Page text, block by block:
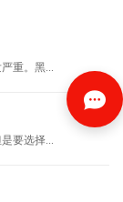
重。黑...
要选择...